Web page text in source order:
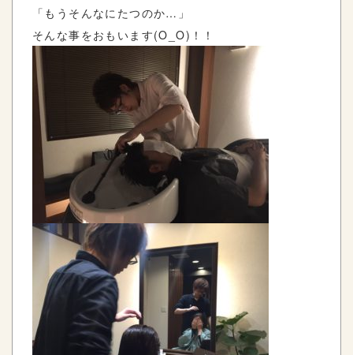
「もうそんなにたつのか…」
そんな事をおもいます(O_O)！！